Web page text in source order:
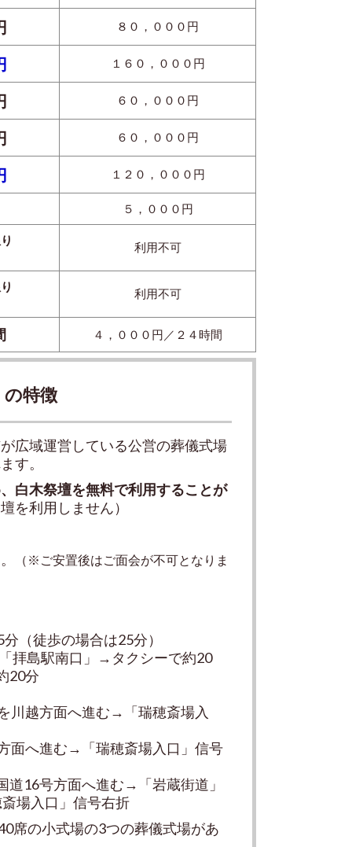
８０，０００円
１６０，０００円
６０，０００円
６０，０００円
１２０，０００円
５，０００円
利用不可
利用不可
４，０００円／２４時間
の特徴
広域運営している公営の葬儀式場
す。
白木祭壇を無料で利用することが
を利用しません）
（※ご安置後はご面会が不可となりま
（徒歩の場合は25分）
拝島駅南口」→タクシーで約20
20分
川越方面へ進む→「瑞穂斎場入
面へ進む→「瑞穂斎場入口」信号
16号方面へ進む→「岩蔵街道」
場入口」信号右折
席の小式場の3つの葬儀式場があ